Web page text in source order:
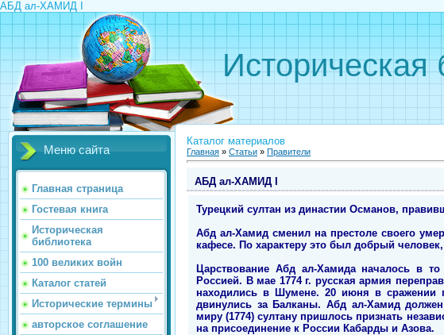
АБД ал-ХАМИД I
Историческая
Меню сайта
Главная страница
Гостевая книга
Историческая
библиотека
100 великих войн
Каталог статей
Исторические термины
авторское соглашение
Каталог материалов
Главная » Статьи » Правители
АБД ал-ХАМИД I
Турецкий султан из династии Османов,
Абд ал-Хамид сменил на престоле своего
кафесе. По характеру это был добрый
Царствование Абд ал-Хамида началось в
Россией. В мае 1774 г. русская армия
находились в Шумене. 20 июня в сражении
двинулись за Балканы. Абд ал-Хамид
миру (1774) султану пришлось признать
на присоединение к России Кабарды и Азова.